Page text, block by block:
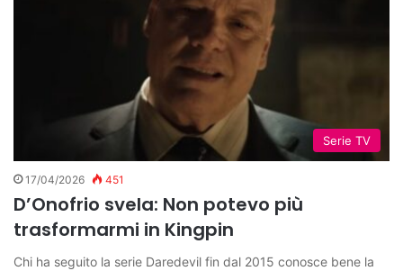
Serie TV
17/04/2026 451
D’Onofrio svela: Non potevo più
trasformarmi in Kingpin
Chi ha seguito la serie Daredevil fin dal 2015 conosce bene la